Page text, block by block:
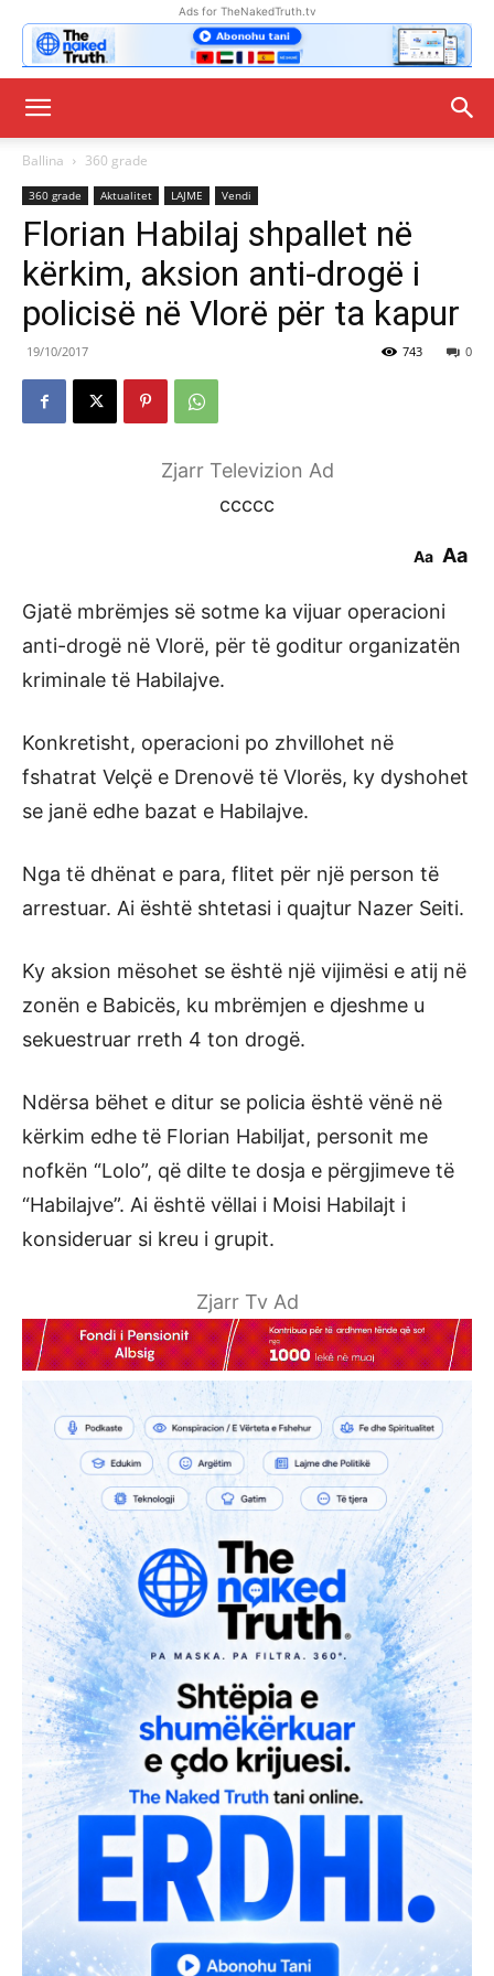
Ads for TheNakedTruth.tv
Ballina 360 grade
360 grade Aktualitet LAJME Vendi
Florian Habilaj shpallet në
kërkim, aksion anti-drogë i
policisë në Vlorë për ta kapur
19/10/2017 0
743
Zjarr Televizion Ad
ccccc
Aa Aa
Gjatë mbrëmjes së sotme ka vijuar operacioni
anti-drogë në Vlorë, për të goditur organizatën
kriminale të Habilajve.
Konkretisht, operacioni po zhvillohet në
fshatrat Velçë e Drenovë të Vlorës, ky dyshohet
se janë edhe bazat e Habilajve.
Nga të dhënat e para, flitet për një person të
arrestuar. Ai është shtetasi i quajtur Nazer Seiti.
Ky aksion mësohet se është një vijimësi e atij në
zonën e Babicës, ku mbrëmjen e djeshme u
sekuestruar rreth 4 ton drogë.
Ndërsa bëhet e ditur se policia është vënë në
kërkim edhe të Florian Habiljat, personit me
nofkën “Lolo”, që dilte te dosja e përgjimeve të
“Habilajve”. Ai është vëllai i Moisi Habilajt i
konsideruar si kreu i grupit.
Zjarr Tv Ad